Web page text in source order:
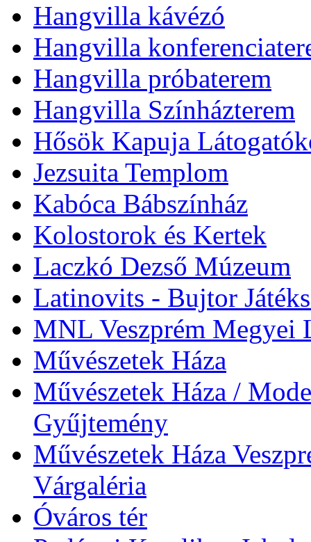
Hangvilla kávézó
Hangvilla
Hangvilla próbaterem
Hangvilla Színházterem
Hősök Kapuja
Jezsuita Templom
Kabóca Bábszínház
Kolostorok és Kertek
Laczkó Dezső Múzeum
Latinovits - Bujtor
MNL Veszprém Megyei
Művészetek Háza
Művészetek Háza /
Gyűjtemény
Művészetek Háza
Várgaléria
Óváros tér